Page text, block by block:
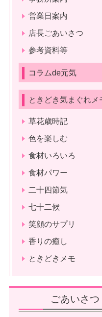
営業日案内
店長ごあいさつ
参考資料等
コラムde元気
ときどき気まぐれメ
草花歳時記
色を楽しむ
食材いろいろ
食材パワー
二十四節気
七十二候
笑顔のサプリ
香りの癒し
ときどきメモ
ごあいさつ